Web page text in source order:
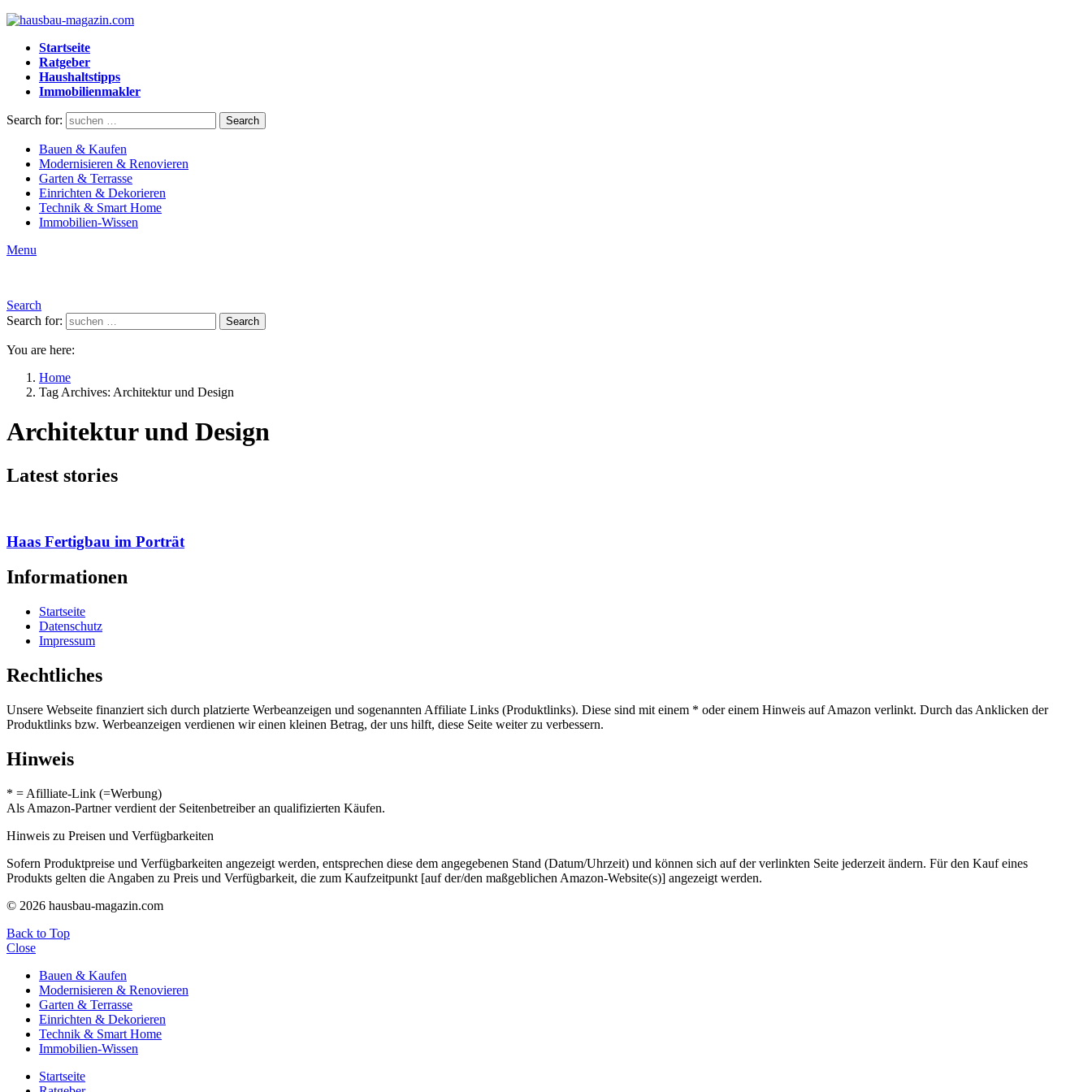
Startseite
Ratgeber
Haushaltstipps
Immobilienmakler
Search for: Search
Bauen & Kaufen
Modernisieren & Renovieren
Garten & Terrasse
Einrichten & Dekorieren
Technik & Smart Home
Immobilien-Wissen
Menu
Search
Search for:
Search
You are here:
Home
Tag Archives: Architektur und Design
Architektur und Design
Latest stories
Haas Fertigbau im Porträt
Informationen
Startseite
Datenschutz
Impressum
Rechtliches
Unsere Webseite finanziert sich durch platzierte Werbeanzeigen und sogenannten Affiliate Links (Produktlinks). Diese sind mit einem * oder einem Hinweis auf Amazon verlinkt. Durch das Anklicken der
Produktlinks bzw. Werbeanzeigen verdienen wir einen kleinen Betrag, der uns hilft, diese Seite weiter zu verbessern.
Hinweis
* = Afilliate-Link (=Werbung)
Als Amazon-Partner verdient der Seitenbetreiber an qualifizierten Käufen.
Hinweis zu Preisen und Verfügbarkeiten
Sofern Produktpreise und Verfügbarkeiten angezeigt werden, entsprechen diese dem angegebenen Stand (Datum/Uhrzeit) und können sich auf der verlinkten Seite jederzeit ändern. Für den Kauf eines
Produkts gelten die Angaben zu Preis und Verfügbarkeit, die zum Kaufzeitpunkt [auf der/den maßgeblichen Amazon-Website(s)] angezeigt werden.
© 2026 hausbau-magazin.com
Back to Top
Close
Bauen & Kaufen
Modernisieren & Renovieren
Garten & Terrasse
Einrichten & Dekorieren
Technik & Smart Home
Immobilien-Wissen
Startseite